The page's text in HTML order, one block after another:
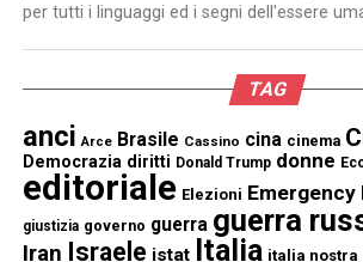
per tutti i linguaggi ed i segni dell'essere
TAG
anci Arce Brasile Cassino cina cinema
Democrazia diritti Donald Trump donne
editoriale Elezioni Emergency
giustizia governo guerra guerra
Iran Israele istat Italia italia nostra